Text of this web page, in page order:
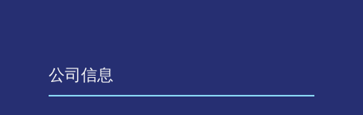
公司信息